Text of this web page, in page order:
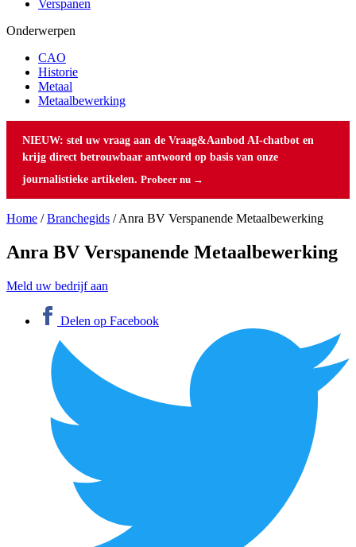
Verspanen
Onderwerpen
CAO
Historie
Metaal
Metaalbewerking
NIEUW: stel uw vraag aan de Vraag&Aanbod AI-chatbot en
krijg direct betrouwbaar antwoord op basis van onze
journalistieke artikelen. Probeer nu →
Home /Branchegids /Anra BV Verspanende Metaalbewerking
Anra BV Verspanende Metaalbewerking
Meld uw bedrijf aan
Delen op Facebook